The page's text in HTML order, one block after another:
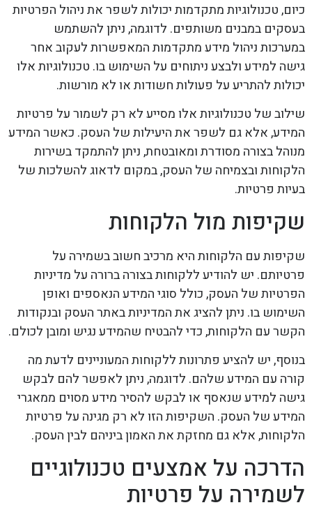
כיום, טכנולוגיות מתקדמות יכולות לשפר את ניהול הפרטיות
בעסקים במבנים משותפים. לדוגמה, ניתן להשתמש
במערכות ניהול מידע מתקדמות המאפשרות לעקוב אחר
גישה למידע ולבצע ניתוחים על השימוש בו. טכנולוגיות אלו
יכולות להתריע על פעולות חשודות או לא מורשות.
שילוב של טכנולוגיות אלו מסייע לא רק לשמור על פרטיות
המידע, אלא גם לשפר את היעילות של העסק. כאשר המידע
מנוהל בצורה מסודרת ומאובטחת, ניתן להתמקד בשירות
הלקוחות ובצמיחה של העסק, במקום לדאוג להשלכות של
בעיות פרטיות.
שקיפות מול הלקוחות
שקיפות עם הלקוחות היא מרכיב חשוב בשמירה על
פרטיותם. יש להודיע ללקוחות בצורה ברורה על מדיניות
הפרטיות של העסק, כולל סוגי המידע הנאספים ואופן
השימוש בו. ניתן להציג את המדיניות באתר העסק ובנקודות
הקשר עם הלקוחות, כדי להבטיח שהמידע נגיש ומובן לכולם.
בנוסף, יש להציע פתרונות ללקוחות המעוניינים לדעת מה
קורה עם המידע שלהם. לדוגמה, ניתן לאפשר להם לבקש
גישה למידע שנאסף או לבקש להסיר מידע מסוים ממאגרי
המידע של העסק. השקיפות הזו לא רק מגינה על פרטיות
הלקוחות, אלא גם מחזקת את האמון ביניהם לבין העסק.
הדרכה על אמצעים טכנולוגיים
לשמירה על פרטיות